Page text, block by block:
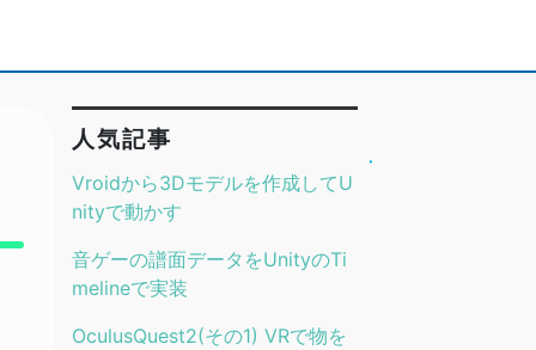
人気記事
Vroidから3Dモデルを作成してU
nityで動かす
音ゲーの譜面データをUnityのTi
melineで実装
OculusQuest2(その1) VRで物を